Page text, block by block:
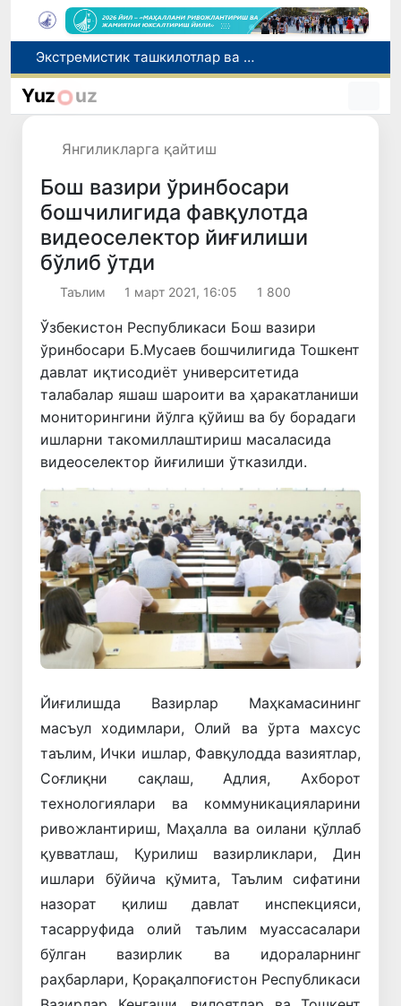
Экстремистик ташкилотлар ва материалларнинг электрон реестри юритилади
Ўзбекистон Журналистлар уюшмаси қошида Блогерлар ижодий кенгаши ташкил этилди
Yuz uz
Янгиликларга қайтиш
Бош вазири ўринбосари
бошчилигида фавқулотда
видеоселектор йиғилиши
бўлиб ўтди
Таълим 1 март 2021, 16:05 1 800
Ўзбекистон Республикаси Бош вазири
ўринбосари Б.Мусаев бошчилигида Тошкент
давлат иқтисодиёт университетида
талабалар яшаш шароити ва ҳаракатланиши
мониторингини йўлга қўйиш ва бу борадаги
ишларни такомиллаштириш масаласида
видеоселектор йиғилиши ўтказилди.
Йиғилишда Вазирлар Маҳкамасининг
масъул ходимлари, Олий ва ўрта махсус
таълим, Ички ишлар, Фавқулодда вазиятлар,
Соғлиқни сақлаш, Адлия, Ахборот
технологиялари ва коммуникацияларини
ривожлантириш, Маҳалла ва оилани қўллаб
қувватлаш, Қурилиш вазирликлари, Дин
ишлари бўйича қўмита, Таълим сифатини
назорат қилиш давлат инспекцияси,
тасарруфида олий таълим муассасалари
бўлган вазирлик ва идораларнинг
раҳбарлари, Қорақалпоғистон Республикаси